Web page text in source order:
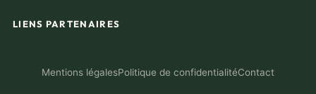
LIENS PARTENAIRES
Mentions légalesPolitique de confidentialitéContact